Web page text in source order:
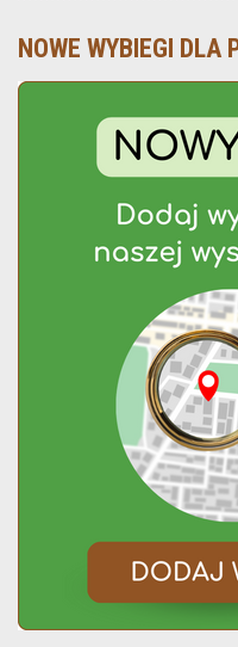
NOWE WYBIEGI DLA